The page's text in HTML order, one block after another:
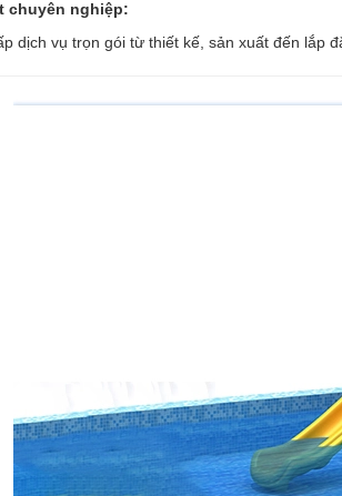
chuyên nghiệp:
dịch vụ trọn gói từ thiết kế, sản xuất đến lắp